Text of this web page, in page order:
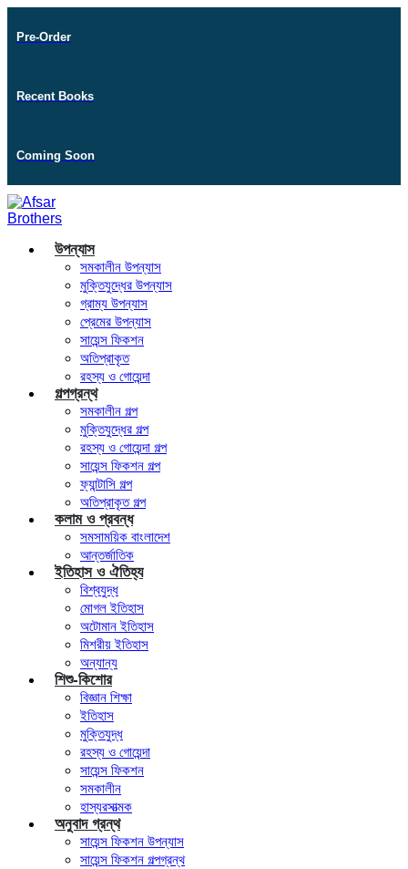
Pre-Order
Recent Books
Coming Soon
উপন্যাস
সমকালীন উপন্যাস
মুক্তিযুদ্ধের উপন্যাস
গ্রাম্য উপন্যাস
প্রেমের উপন্যাস
সায়েন্স ফিকশন
অতিপ্রাকৃত
রহস্য ও গোয়েন্দা
গল্পগ্রন্থ
সমকালীন গল্প
মুক্তিযুদ্ধের গল্প
রহস্য ও গোয়েন্দা গল্প
সায়েন্স ফিকশন গল্প
ফ্যান্টাসি গল্প
অতিপ্রাকৃত গল্প
কলাম ও প্রবন্ধ
সমসাময়িক বাংলাদেশ
আন্তর্জাতিক
ইতিহাস ও ঐতিহ্য
বিশ্বযুদ্ধ
মোগল ইতিহাস
অটোমান ইতিহাস
মিশরীয় ইতিহাস
অন্যান্য
শিশু-কিশোর
বিজ্ঞান শিক্ষা
ইতিহাস
মুক্তিযুদ্ধ
রহস্য ও গোয়েন্দা
সায়েন্স ফিকশন
সমকালীন
হাস্যরসাত্মক
অনুবাদ গ্রন্থ
সায়েন্স ফিকশন উপন্যাস
সায়েন্স ফিকশন গল্পগ্রন্থ